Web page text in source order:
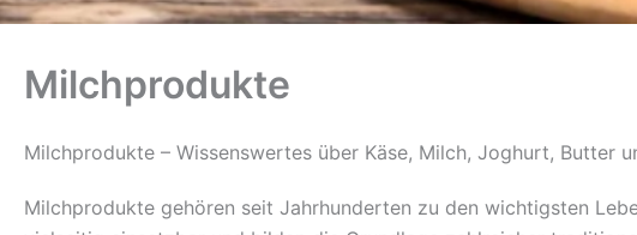
Milchprodukte
Milchprodukte – Wissenswertes über Käse, Milch, Joghurt, Butter
Milchprodukte gehören seit Jahrhunderten zu den wichtigsten